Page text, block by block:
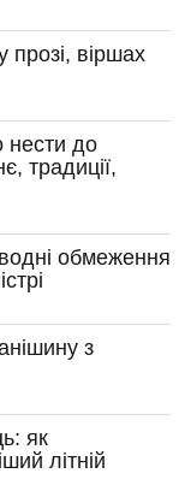
прозі, віршах
нести до
традиції,
обмеження
з
як
літній